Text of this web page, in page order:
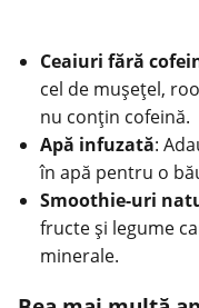
Ceaiuri fără
cel de mușețel,
nu conțin cofeină.
Apă infuzată:
în apă pentru o
Smoothie-uri
fructe și legume
minerale.